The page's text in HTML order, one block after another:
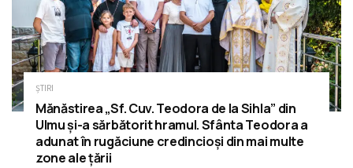
ȘTIRI
Mănăstirea „Sf. Cuv. Teodora de la Sihla” din
Ulmu și-a sărbătorit hramul. Sfânta Teodora a
adunat în rugăciune credincioși din mai multe
zone ale țării